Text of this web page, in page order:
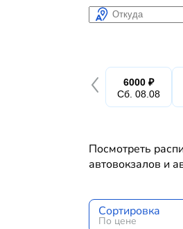
Откуда
6000 ₽
Сб. 08.08
Посмотреть
автовокзалов и
Сортировка
По цене